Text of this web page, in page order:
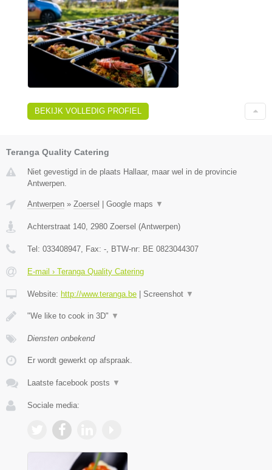
BEKIJK VOLLEDIG PROFIEL
Teranga Quality Catering
Niet gevestigd in de plaats Hallaar, maar wel in de provincie
Antwerpen.
Antwerpen » Zoersel | Google maps ▼
Achterstraat 140 2980 Zoersel (Antwerpen)
Tel: 033408947 , Fax: - , BTW-nr: BE 0823044307
E-mail › Teranga Quality Catering
Website: http://www.teranga.be | Screenshot ▼
"We like to cook in 3D" ▼
Diensten onbekend
Er wordt gewerkt op afspraak.
Laatste facebook posts ▼
Sociale media: